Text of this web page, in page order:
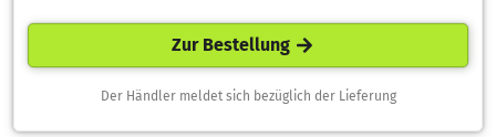
Zur Bestellung
Der Händler meldet sich bezüglich der Lieferung